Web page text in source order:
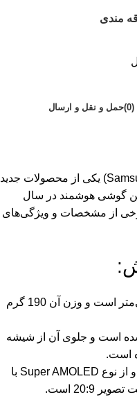
مندی
حمل و نقل و ارسال
سامسونگ اس21 اف ای (Samsung S21 FE) یکی از محصولات جدید
گوشی هوشمند در سال
برخی از مشخصات و ویژگی‌های
ابعاد گوشی 159.8 در 74.5 در 8.4 میلی‌متر است و وزن آن 190 گرم
است و جلوی آن از شیشه
صفحه نمایش این گوشی 6.5 اینچ است و از نوع Super AMOLED با